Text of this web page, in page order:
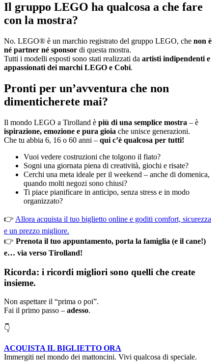
Il gruppo LEGO ha qualcosa a che fare
con la mostra?
No. LEGO® è un marchio registrato del gruppo LEGO, che non è
né partner né sponsor di questa mostra.
Tutti i modelli esposti sono stati realizzati da artisti indipendenti e
appassionati dei marchi LEGO e Cobi.
Pronti per un’avventura che non
dimenticherete mai?
Il mondo LEGO a Tirolland è più di una semplice mostra – è
ispirazione, emozione e pura gioia che unisce generazioni.
Che tu abbia 6, 16 o 60 anni – qui c’è qualcosa per tutti!
Vuoi vedere costruzioni che tolgono il fiato?
Sogni una giornata piena di creatività, giochi e risate?
Cerchi una meta ideale per il weekend – anche di domenica,
quando molti negozi sono chiusi?
Ti piace pianificare in anticipo, senza stress e in modo
organizzato?
👉 Allora acquista il tuo biglietto online e goditi comfort, sicurezza
e un prezzo migliore.
👉 Prenota il tuo appuntamento, porta la famiglia (e il cane!)
e… via verso Tirolland!
Ricorda: i ricordi migliori sono quelli che create
insieme.
Non aspettare il “prima o poi”.
Fai il primo passo – adesso.
👇
ACQUISTA IL BIGLIETTO ORA
Immergiti nel mondo dei mattoncini. Vivi qualcosa di speciale.